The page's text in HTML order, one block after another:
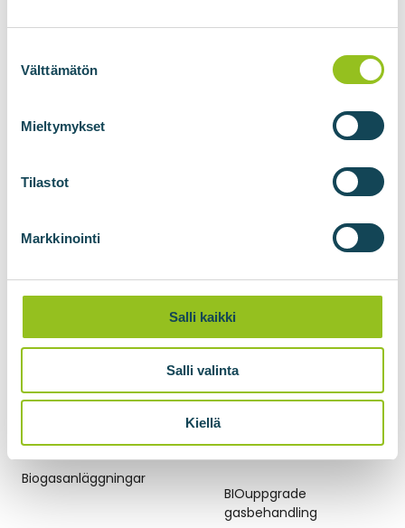
valinta
Välttämätön
Mieltymykset
Tilastot
Markkinointi
Salli kaikki
Salli valinta
Kiellä
E-postadress*
Samtycke
Jag samtycker till att mina uppgifter
används i enlighet med
BIOGASANLÄGGNINGAR
Biogasanläggningar
BIOuppgrade
gasbehandling